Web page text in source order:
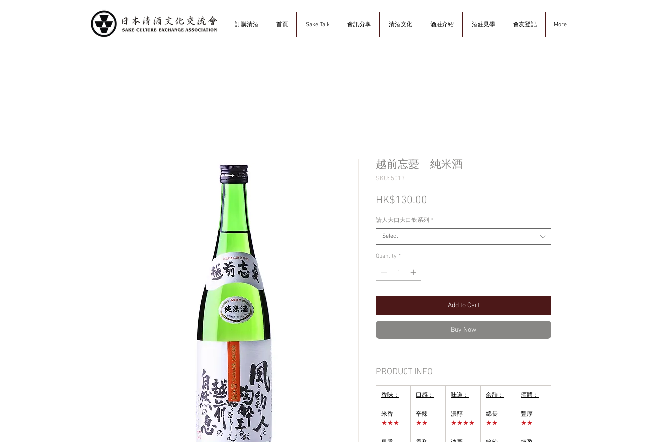
訂購清酒 首頁 Sake Talk 會訊分享 清酒文化 酒莊介紹 酒莊見學 會友登記 More
越前忘憂 純米酒
SKU: 5013
HK$130.00
請人大口大口飲系列 *
Select
Quantity *
Add to Cart
Buy Now
PRODUCT INFO
香味： 口感： 味道： 余韻： 酒體：
米香
★★★
辛辣
★★
濃醇
★★★★
綿長
★★
豐厚
★★